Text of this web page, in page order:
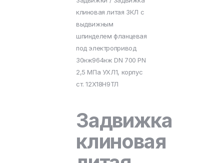
клиновая литая ЗКЛ с
выдвижным
шпинделем фланцевая
под электропривод
30нж964нж DN 700 PN
2,5 МПа УХЛ1, корпус
ст. 12Х18Н9ТЛ
Задвижка
клиновая